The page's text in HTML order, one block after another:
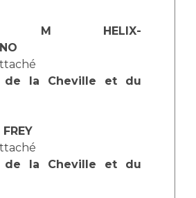
données
en santé à l’AP-HM
M HELIX-
de la Cheville et du
FREY
de la Cheville et du